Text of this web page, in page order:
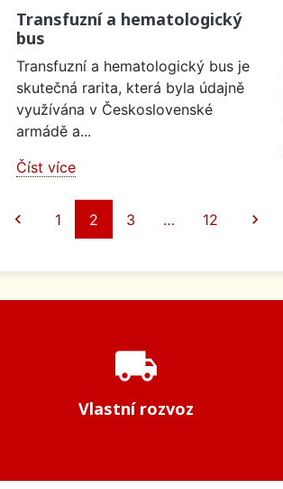
Transfuzní a hematologický
bus
Transfuzní a hematologický bus je
skutečná rarita, která byla údajně
využívána v Československé
armádě a...
Číst více
Předchozí
 1 2 3 … 12 Další

local_shipping
Vlastní rozvoz